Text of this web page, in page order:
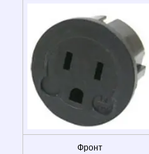
Фронт